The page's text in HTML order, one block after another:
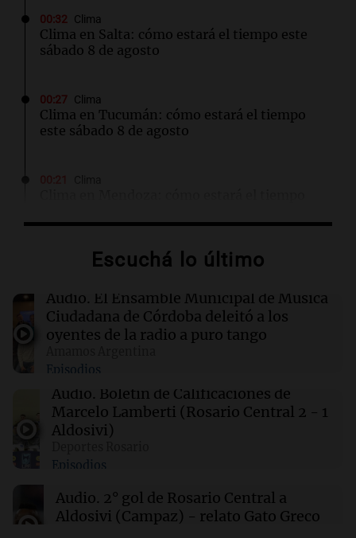
00:32 Clima
Clima en Salta: cómo estará el tiempo este
sábado 8 de agosto
00:27 Clima
Clima en Tucumán: cómo estará el tiempo
este sábado 8 de agosto
Clima
sábado 8 de agosto
00:11 Clima
sábado 8 de agosto
00:08 La Cadena del Gol
Independiente Rivadavia venció de local a
en su zona
Escuchá lo último
Audio. El Ensamble Municipal de Música
Ciudadana de Córdoba deleitó a los
oyentes de la radio a puro tango
Episodios
Audio. Boletín de Calificaciones de
Marcelo Lamberti (Rosario Central 2 - 1
Aldosivi)
Episodios
Audio. 2° gol de Rosario Central a
Aldosivi (Campaz) - relato Gato Greco